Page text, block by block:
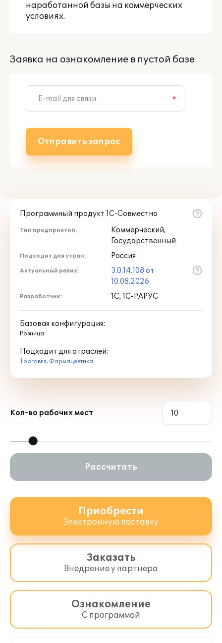
наработанной базы на коммерческих
условиях.
Заявка на ознакомление в пустой базе
*
Отправить запрос
Программный продукт 1С-Совместно
Тип предприятий:
Коммерческий,
Государственный
Подходит для стран: Россия
Актуальный релиз:
3.0.14.108 от
10.08.2026
Разработчик: 1С, 1С-РАРУС
Базовая конфигурация:
Розница
Подходит для отраслей:
Торговля, Фармацевтика
Кол-во рабочих мест
Рассчитать
Приобрести
Электронную поставку
Заказать
Внедрение у партнера
Ознакомление
С программой